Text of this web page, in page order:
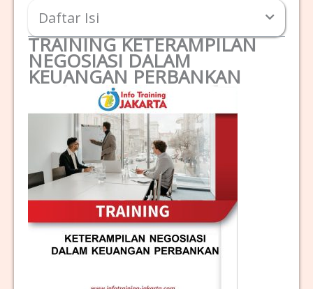
Daftar Isi
TRAINING KETERAMPILAN
NEGOSIASI DALAM
KEUANGAN PERBANKAN